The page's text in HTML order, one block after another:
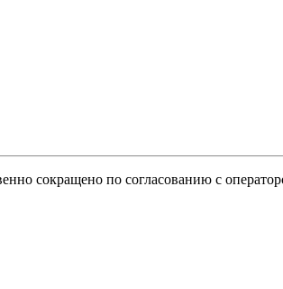
сокращено по согласованию с